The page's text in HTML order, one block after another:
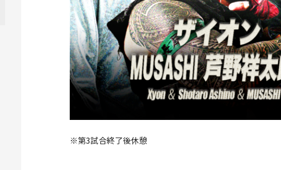
※第3試合終了後休憩